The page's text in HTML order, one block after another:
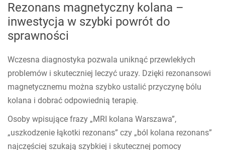
Rezonans magnetyczny kolana –
inwestycja w szybki powrót do
sprawności
Wczesna diagnostyka pozwala uniknąć przewlekłych
problemów i skuteczniej leczyć urazy. Dzięki rezonansowi
magnetycznemu można szybko ustalić przyczynę bólu
kolana i dobrać odpowiednią terapię.
Osoby wpisujące frazy „MRI kolana Warszawa”,
„uszkodzenie łąkotki rezonans” czy „ból kolana rezonans”
najczęściej szukają szybkiej i skutecznej pomocy